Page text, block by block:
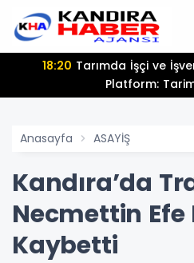
18:20
Platform:
Anasayfa ASAYİŞ
Kandıra’da
Necmettin Efe
Kaybetti